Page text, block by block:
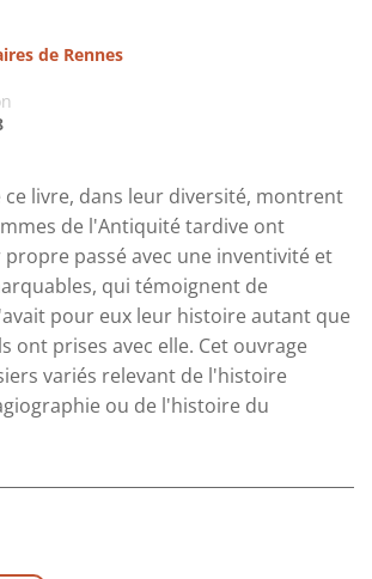
de Rennes
ce livre, dans leur diversité, montrent
de l'Antiquité tardive ont
passé avec une inventivité et
qui témoignent de
pour eux leur histoire autant que
ont prises avec elle. Cet ouvrage
variés relevant de l'histoire
ou de l'histoire du